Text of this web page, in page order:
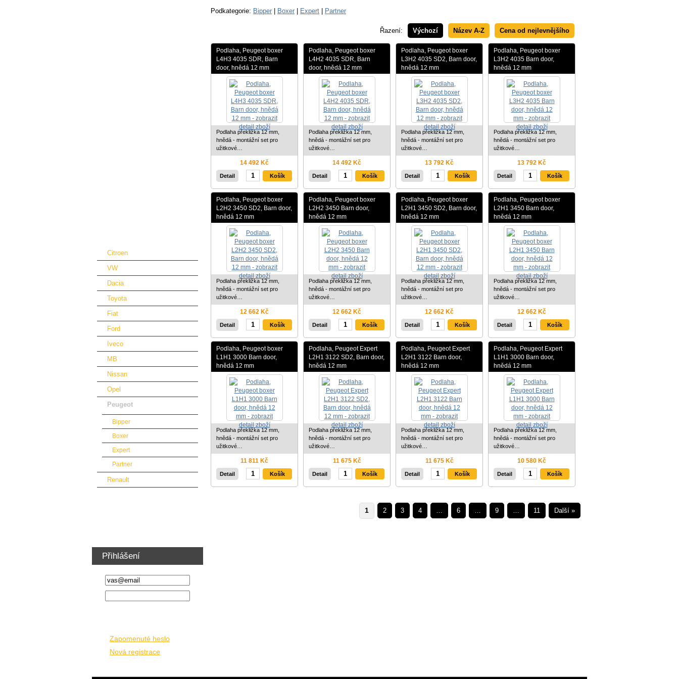
Podkategorie: Bipper Boxer Expert Partner
Řazení: Výchozí Název A-Z Cena od nejlevnějšího
Podlaha, Peugeot boxer
L4H3 4035 SDR, Barn
door, hnědá 12 mm
Podlaha překližka 12 mm,
hnědá - montážní set pro
užitkové…
14 492 Kč
Detail
Podlaha, Peugeot boxer
L4H2 4035 SDR, Barn
door, hnědá 12 mm
Podlaha překližka 12 mm,
hnědá - montážní set pro
užitkové…
14 492 Kč
Detail
Podlaha, Peugeot boxer
L3H2 4035 SD2, Barn door,
hnědá 12 mm
Podlaha překližka 12 mm,
hnědá - montážní set pro
užitkové…
13 792 Kč
Detail
Podlaha, Peugeot boxer
L3H2 4035 Barn door,
hnědá 12 mm
Podlaha překližka 12 mm,
hnědá - montážní set pro
užitkové…
13 792 Kč
Detail
Podlaha, Peugeot boxer
L2H2 3450 SD2, Barn door,
hnědá 12 mm
Podlaha překližka 12 mm,
hnědá - montážní set pro
užitkové…
12 662 Kč
Detail
Podlaha, Peugeot boxer
L2H2 3450 Barn door,
hnědá 12 mm
Podlaha překližka 12 mm,
hnědá - montážní set pro
užitkové…
12 662 Kč
Detail
Podlaha, Peugeot boxer
L2H1 3450 SD2, Barn door,
hnědá 12 mm
Podlaha překližka 12 mm,
hnědá - montážní set pro
užitkové…
12 662 Kč
Detail
Podlaha, Peugeot boxer
L2H1 3450 Barn door,
hnědá 12 mm
Podlaha překližka 12 mm,
hnědá - montážní set pro
užitkové…
12 662 Kč
Detail
Podlaha, Peugeot boxer
L1H1 3000 Barn door,
hnědá 12 mm
Podlaha překližka 12 mm,
hnědá - montážní set pro
užitkové…
11 811 Kč
Detail
Podlaha, Peugeot Expert
L2H1 3122 SD2, Barn door,
hnědá 12 mm
Podlaha překližka 12 mm,
hnědá - montážní set pro
užitkové…
11 675 Kč
Detail
Podlaha, Peugeot Expert
L2H1 3122 Barn door,
hnědá 12 mm
Podlaha překližka 12 mm,
hnědá - montážní set pro
užitkové…
11 675 Kč
Detail
Podlaha, Peugeot Expert
L1H1 3000 Barn door,
hnědá 12 mm
Podlaha překližka 12 mm,
hnědá - montážní set pro
užitkové…
10 580 Kč
Detail
1 2 3 4 … 6 … 9 … 11 Další »
Citroen
VW
Dacia
Toyota
Fiat
Ford
Iveco
MB
Nissan
Opel
Peugeot
Bipper
Boxer
Expert
Partner
Renault
Přihlášení
Zapomenuté heslo
Nová registrace